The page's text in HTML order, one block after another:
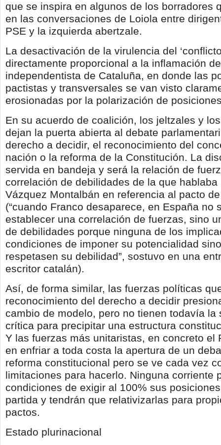
que se inspira en algunos de los borradores
en las conversaciones de Loiola entre
PSE y la izquierda abertzale.
La desactivación de la virulencia del
directamente proporcional a la inflamación
independentista de Cataluña, en donde las
pactistas y transversales se van visto
erosionadas por la polarización de
En su acuerdo de coalición, los jeltzales y
dejan la puerta abierta al debate
derecho a decidir, el reconocimiento del
nación o la reforma de la Constitución. La
servida en bandeja y será la relación de
correlación de debilidades de la que hablaba
Vázquez Montalbán en referencia al pacto
(“cuando Franco desaparece, en España no
establecer una correlación de fuerzas, sino
de debilidades porque ninguna de los
condiciones de imponer su potencialidad
respetasen su debilidad”, sostuvo en una
escritor catalán).
Así, de forma similar, las fuerzas políticas
reconocimiento del derecho a decidir
cambio de modelo, pero no tienen todavía la
crítica para precipitar una estructura
Y las fuerzas más unitaristas, en concreto el
en enfriar a toda costa la apertura de un
reforma constitucional pero se ve cada vez
limitaciones para hacerlo. Ninguna corriente
condiciones de exigir al 100% sus
partida y tendrán que relativizarlas para
pactos.
Estado plurinacional